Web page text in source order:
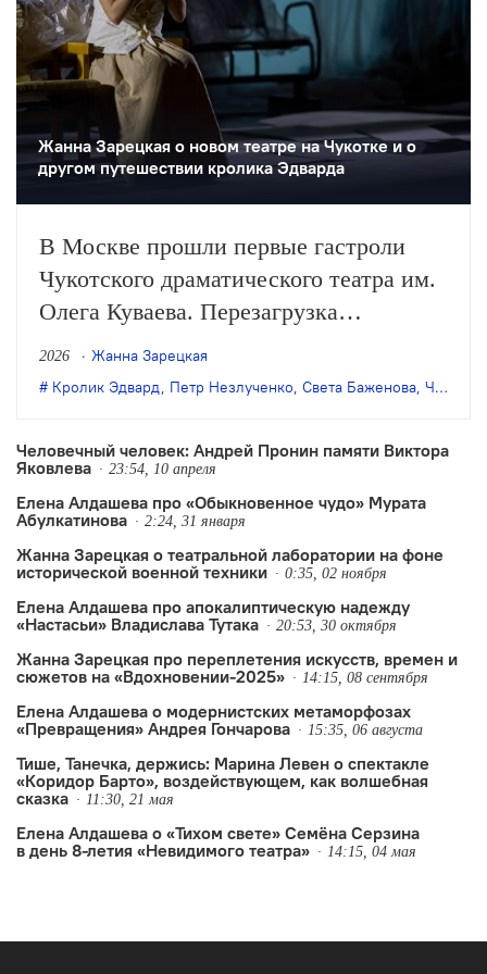
Жанна Зарецкая о новом театре на Чукотке и о
другом путешествии кролика Эдварда
В Москве прошли первые гастроли
Чукотского драматического театра им.
Олега Куваева. Перезагрузка
популярной в российских театрах
истории кролика Эдварда,
Светланой Баженовой и режиссером
Петром Незлученко, привела к
повышению возрастного ограничения
убедительной и актуальной…
2026
Жанна Зарецкая
Кролик Эдвард, Петр Незлученко, Света Баженова, Чукотский театр им. Олега Куваева
Человечный человек: Андрей Пронин памяти Виктора
Яковлева
23:54, 10 апреля
Елена Алдашева про «Обыкновенное чудо» Мурата
Абулкатинова
2:24, 31 января
Жанна Зарецкая о театральной лаборатории на фоне
исторической военной техники
0:35, 02 ноября
Елена Алдашева про апокалиптическую надежду
«Настасьи» Владислава Тутака
20:53, 30 октября
Жанна Зарецкая про переплетения искусств, времен и
сюжетов на «Вдохновении-2025»
14:15, 08 сентября
Елена Алдашева о модернистских метаморфозах
«Превращения» Андрея Гончарова
15:35, 06 августа
Тише, Танечка, держись: Марина Левен о спектакле
«Коридор Барто», воздействующем, как волшебная
сказка
11:30, 21 мая
Елена Алдашева о «Тихом свете» Семёна Серзина
в день 8-летия «Невидимого театра»
14:15, 04 мая